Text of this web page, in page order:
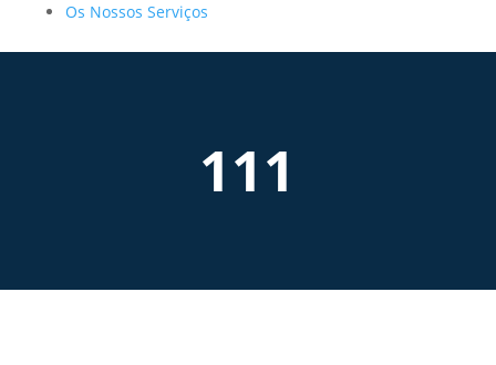
Os Nossos Serviços
111